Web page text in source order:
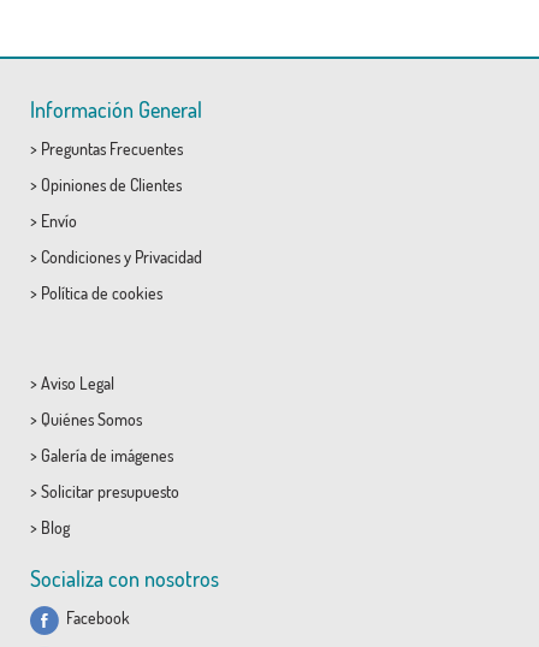
Información General
> Preguntas Frecuentes
> Opiniones de Clientes
> Envío
> Condicionesy Privacidad
> Política de cookies
> Aviso Legal
> Quiénes Somos
> Galería de imágenes
> Solicitar presupuesto
> Blog
Socializa con nosotros
Facebook